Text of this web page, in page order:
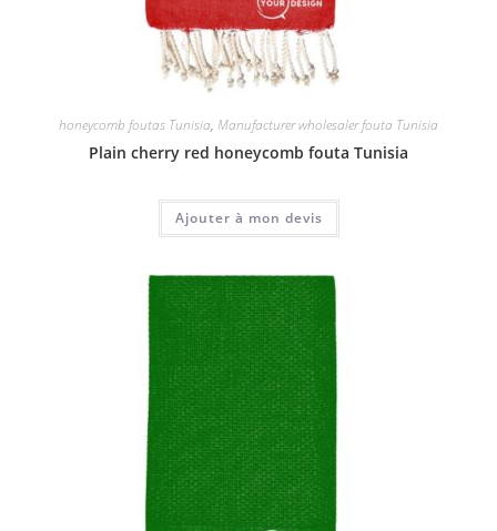
honeycomb foutas Tunisia, Manufacturer wholesaler fouta Tunisia
Plain cherry red honeycomb fouta Tunisia
Ajouter à mon devis